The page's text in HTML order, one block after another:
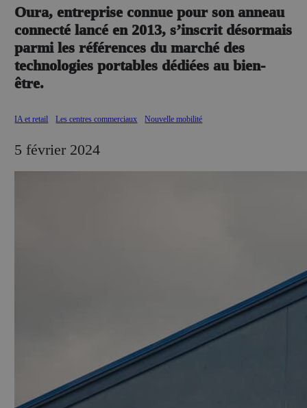
Oura, entreprise connue pour son anneau
connecté lancé en 2013, s’inscrit désormais
parmi les références du marché des
technologies portables dédiées au bien-
être.
IA et retail Les centres commerciaux Nouvelle mobilité
5 février 2024